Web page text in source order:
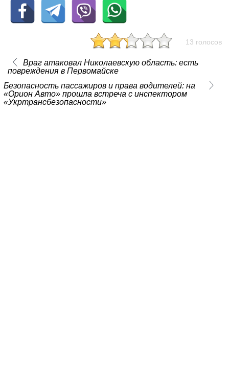
13 голосов
Враг атаковал Николаевскую область: есть
повреждения в Первомайске
Безопасность пассажиров и права водителей: на
«Орион Авто» прошла встреча с инспектором
«Укртрансбезопасности»